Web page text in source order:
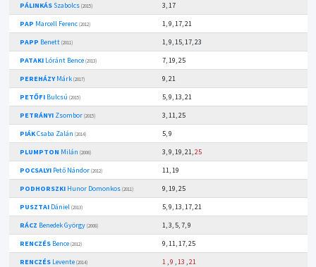
PÁLINKÁSSzabolcs (2015)
3, 17
PAP Marcell Ferenc (2012)
1, 9, 17, 21
PAPP Benett (2011)
1, 9, 15, 17, 23
PATAKILóránt Bence (2013)
7, 19, 25
PEREHÁZYMárk (2017)
9, 21
PETŐFIBulcsú (2015)
5, 9, 13, 21
PETRÁNYIZsombor (2015)
3, 11, 25
PIÁKCsaba Zalán (2014)
5, 9
PLUMPTON Milán (2008) 3, 9, 19, 21,25
POCSALYIPető Nándor (2012)
11, 19
PODHORSZKIHunor Domonkos (2011)
9, 19, 25
PUSZTAIDániel (2013)
5, 9, 13, 17, 21
RÁCZ Benedek György (2008)
1, 3, 5, 7, 9
RENCZÉSBence (2012)
9, 11, 17, 25
RENCZÉSLevente (2014) 1,9 ,13 ,21